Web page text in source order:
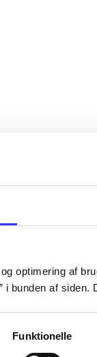
optimering af
i bunden af
Funktionelle